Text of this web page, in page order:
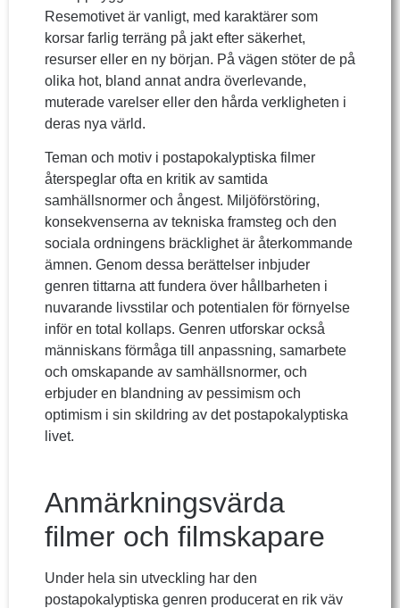
Resemotivet är vanligt, med karaktärer som
korsar farlig terräng på jakt efter säkerhet,
resurser eller en ny början. På vägen stöter de på
olika hot, bland annat andra överlevande,
muterade varelser eller den hårda verkligheten i
deras nya värld.
Teman och motiv i postapokalyptiska filmer
återspeglar ofta en kritik av samtida
samhällsnormer och ångest. Miljöförstöring,
konsekvenserna av tekniska framsteg och den
sociala ordningens bräcklighet är återkommande
ämnen. Genom dessa berättelser inbjuder
genren tittarna att fundera över hållbarheten i
nuvarande livsstilar och potentialen för förnyelse
inför en total kollaps. Genren utforskar också
människans förmåga till anpassning, samarbete
och omskapande av samhällsnormer, och
erbjuder en blandning av pessimism och
optimism i sin skildring av det postapokalyptiska
livet.
Anmärkningsvärda
filmer och filmskapare
Under hela sin utveckling har den
postapokalyptiska genren producerat en rik väv